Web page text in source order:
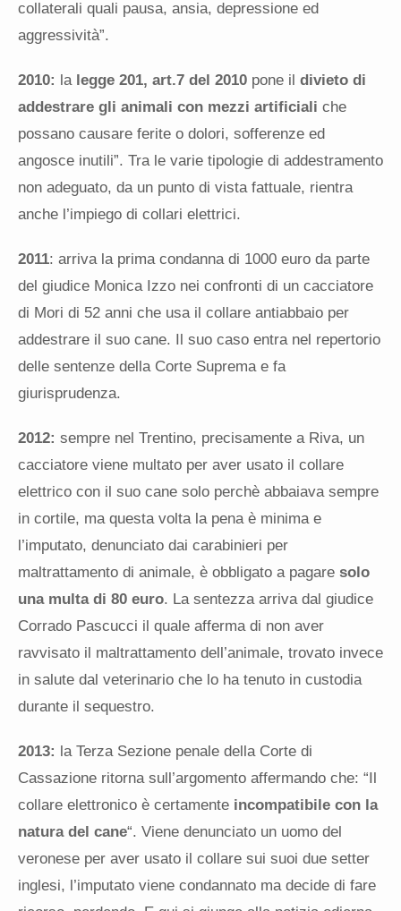
collaterali quali pausa, ansia, depressione ed
aggressività”.
2010: la legge 201, art.7 del 2010 pone il divieto di
addestrare gli animali con mezzi artificiali che
possano causare ferite o dolori, sofferenze ed
angosce inutili”. Tra le varie tipologie di addestramento
non adeguato, da un punto di vista fattuale, rientra
anche l’impiego di collari elettrici.
2011: arriva la prima condanna di 1000 euro da parte
del giudice Monica Izzo nei confronti di un cacciatore
di Mori di 52 anni che usa il collare antiabbaio per
addestrare il suo cane. Il suo caso entra nel repertorio
delle sentenze della Corte Suprema e fa
giurisprudenza.
2012: sempre nel Trentino, precisamente a Riva, un
cacciatore viene multato per aver usato il collare
elettrico con il suo cane solo perchè abbaiava sempre
in cortile, ma questa volta la pena è minima e
l’imputato, denunciato dai carabinieri per
maltrattamento di animale, è obbligato a pagare solo
una multa di 80 euro. La sentezza arriva dal giudice
Corrado Pascucci il quale afferma di non aver
ravvisato il maltrattamento dell’animale, trovato invece
in salute dal veterinario che lo ha tenuto in custodia
durante il sequestro.
2013: la Terza Sezione penale della Corte di
Cassazione ritorna sull’argomento affermando che: “Il
collare elettronico è certamente incompatibile con la
natura del cane“. Viene denunciato un uomo del
veronese per aver usato il collare sui suoi due setter
inglesi, l’imputato viene condannato ma decide di fare